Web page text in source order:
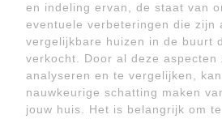
en indeling ervan, de staat van
eventuele verbeteringen die zijn
vergelijkbare huizen in de buurt
verkocht. Door al deze aspecten
analyseren en te vergelijken,
nauwkeurige schatting maken
jouw huis. Het is belangrijk om